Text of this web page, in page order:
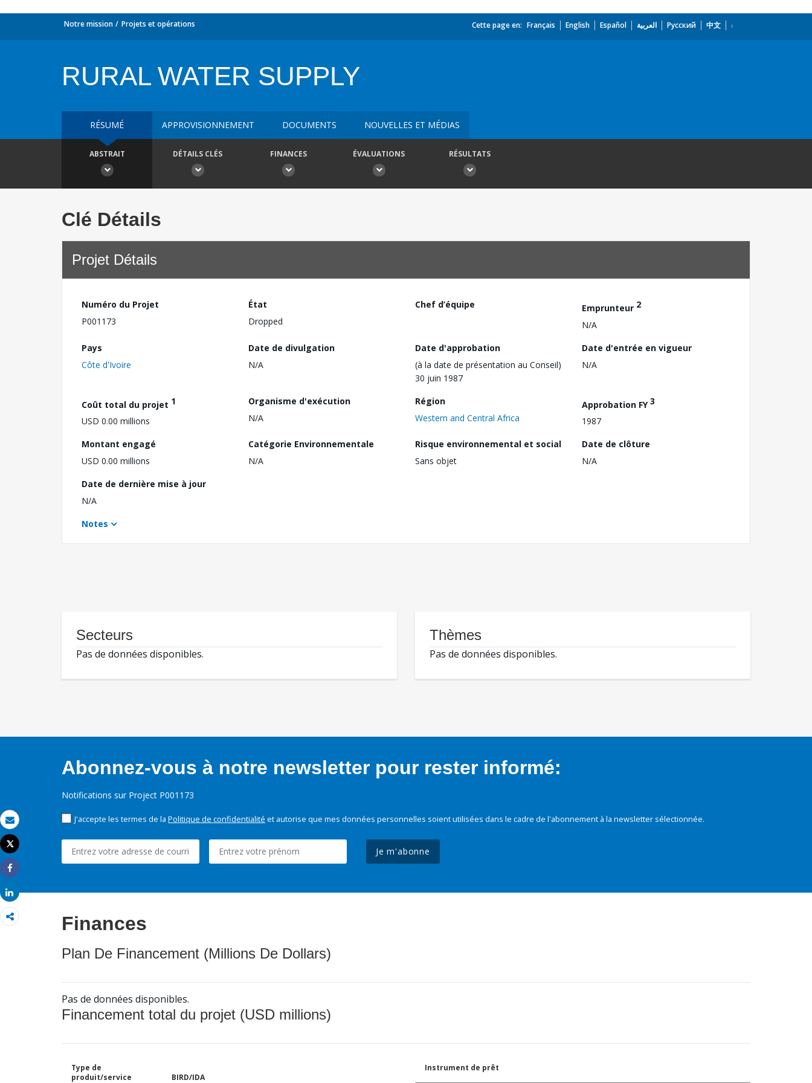
Email
Imprimer
Tweet
Share
Share
Notre mission Projets et opérations Cette page en: Français English Español العربية Русский 中文
RURAL WATER SUPPLY
RÉSUMÉ APPROVISIONNEMENT DOCUMENTS NOUVELLES ET MÉDIAS
ABSTRAIT DÉTAILS CLÉS FINANCES ÉVALUATIONS RÉSULTATS
Clé Détails
Projet Détails
Numéro du Projet
P001173
État
Dropped
Chef d’équipe Emprunteur 2
N/A
Pays
Côte d'Ivoire
Date de divulgation
N/A
Date d'approbation
(à la date de présentation au Conseil)
30 juin 1987
Date d'entrée en vigueur
N/A
Coût total du projet 1
USD 0.00 millions
Organisme d'exécution
N/A
Région
Western and Central Africa
Approbation FY3
1987
Montant engagé
USD 0.00 millions
Catégorie Environnementale
N/A
Risque environnemental et social
Sans objet
Date de clôture
N/A
Date de dernière mise à jour
N/A
Notes
Secteurs
Pas de données disponibles.
Thèmes
Pas de données disponibles.
Abonnez-vous à notre newsletter pour rester informé:
Notifications sur Project P001173
J'accepte les termes de la Politique de confidentialité et autorise que mes données personnelles soient utilisées dans le cadre de l'abonnement à la newsletter sélectionnée.
Je m'abonne
Finances
Plan De Financement (Millions De Dollars)
Pas de données disponibles.
Financement total du projet (USD millions)
Type de
produit/service
BIRD/IDA
Instrument de prêt